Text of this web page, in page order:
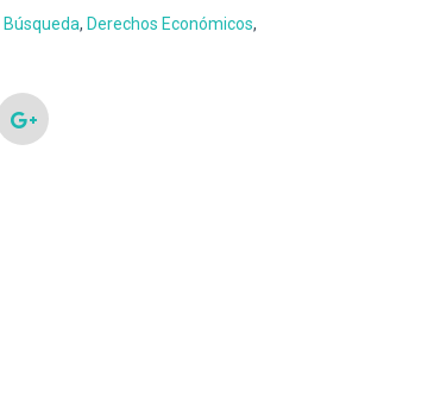
Búsqueda, Derechos Económicos,